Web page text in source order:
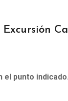
Excursión
el punto indicado.